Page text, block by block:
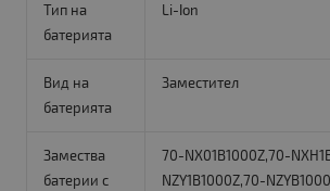
Тип на
батерията
Li-Ion
Вид на
батерията
Заместител
Замества
батерии с
70-NX01B1000Z,70-
NZY1B1000Z,70-